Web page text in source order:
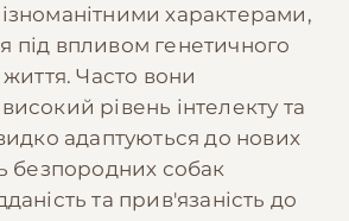
характерами,
під впливом генетичного
Часто вони
рівень інтелекту та
адаптуються до нових
безпородних собак
та прив'язаність до